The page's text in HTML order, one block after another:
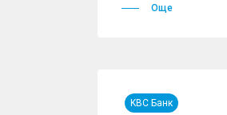
Още
KBC Банк